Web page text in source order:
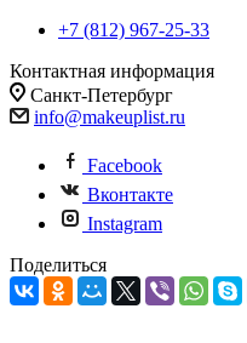
+7 (812) 967-25-33
Контактная информация
Санкт-Петербург
info@makeuplist.ru
Facebook
Вконтакте
Instagram
Поделиться